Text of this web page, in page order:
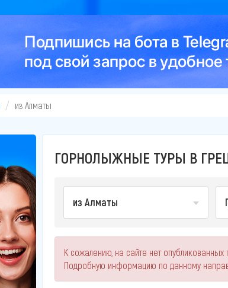
из Алматы
ГОРНОЛЫЖНЫЕ ТУРЫ В
из Алматы
К сожалению, на сайте нет
Подробную информацию по данному